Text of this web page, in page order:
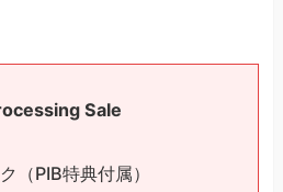
Sale
（PIB特典付属）